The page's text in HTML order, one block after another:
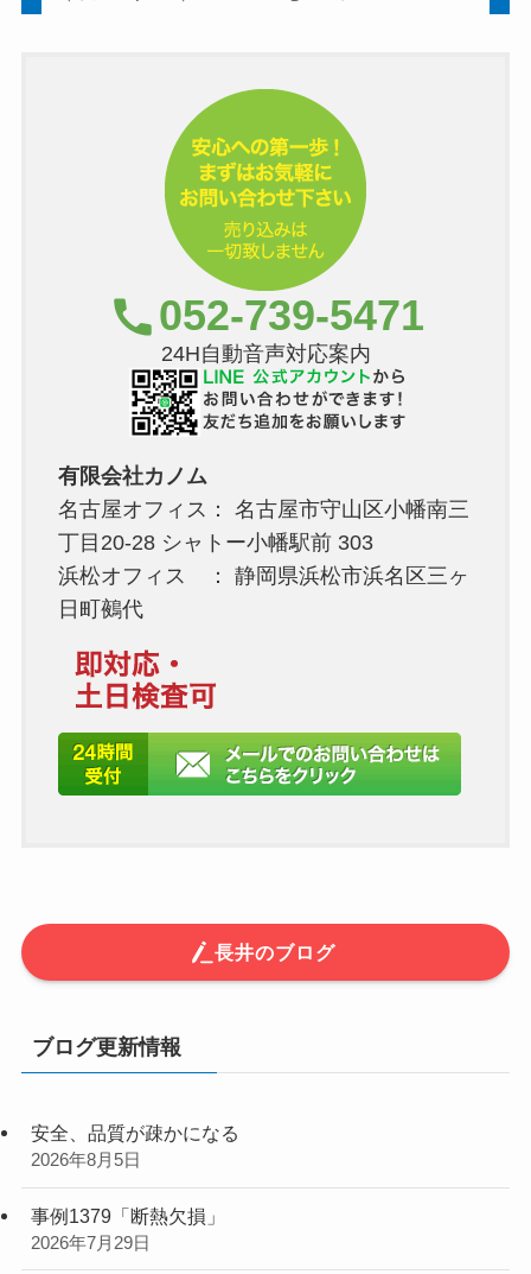
052-739-5471
24H自動音声対応案内
有限会社カノム
名古屋オフィス： 名古屋市守山区小幡南三
丁目20-28 シャトー小幡駅前 303
浜松オフィス ： 静岡県浜松市浜名区三ヶ
日町鵺代
長井のブログ
ブログ更新情報
安全、品質が疎かになる
2026年8月5日
事例1379「断熱欠損」
2026年7月29日